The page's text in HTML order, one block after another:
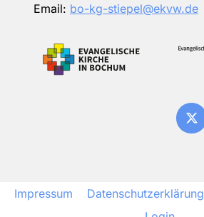
Email: bo-kg-stiepel@ekvw.de
Impressum Datenschutzerklärung